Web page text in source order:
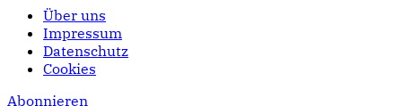
Über uns
Impressum
Datenschutz
Cookies
Abonnieren